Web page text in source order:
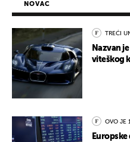
NOVAC
TREĆI
Nazvan
viteškog
OVO JE